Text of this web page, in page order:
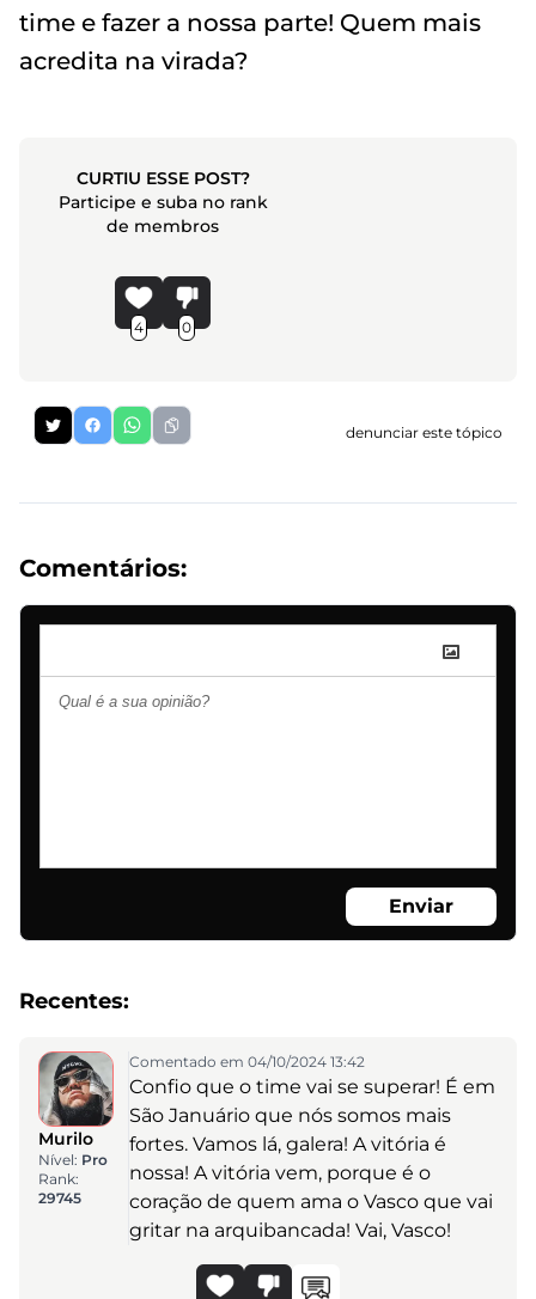
time e fazer a nossa parte! Quem mais
acredita na virada?
CURTIU ESSE POST?
Participe e suba no rank
de membros
4 0
denunciar este tópico
Comentários:
Enviar
Recentes:
Murilo
Nível: Pro
Rank:
29745
Comentado em 04/10/2024 13:42
Confio que o time vai se superar! É em
São Januário que nós somos mais
fortes. Vamos lá, galera! A vitória é
nossa! A vitória vem, porque é o
coração de quem ama o Vasco que vai
gritar na arquibancada! Vai, Vasco!